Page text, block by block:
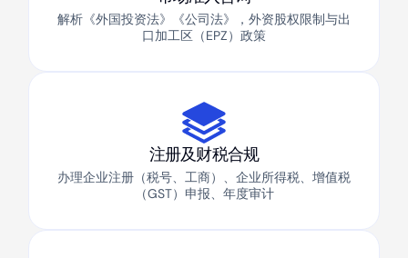
解析《外国投资法》《公司法》，外资股权限制与出
口加工区（EPZ）政策
注册及财税合规
办理企业注册（税号、工商）、企业所得税、增值税
（GST）申报、年度审计